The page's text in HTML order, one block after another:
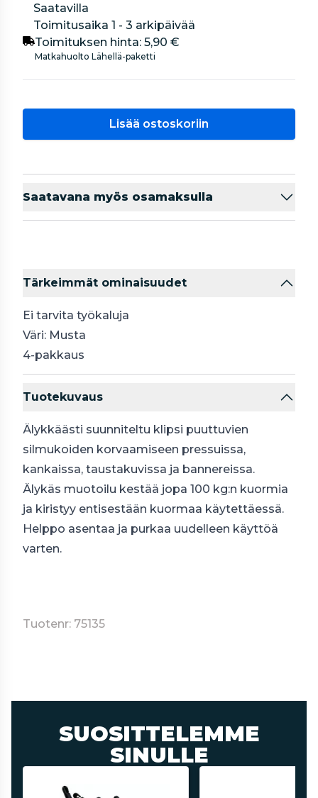
Saatavilla
Toimitusaika 1 - 3 arkipäivää
Toimituksen hinta: 5,90 €
Matkahuolto Lähellä-paketti
Lisää ostoskoriin
Saatavana myös osamaksulla
Tärkeimmät ominaisuudet
Ei tarvita työkaluja
Väri: Musta
4-pakkaus
Tuotekuvaus
Älykkäästi suunniteltu klipsi puuttuvien
silmukoiden korvaamiseen pressuissa,
kankaissa, taustakuvissa ja bannereissa.
Älykäs muotoilu kestää jopa 100 kg:n kuormia
ja kiristyy entisestään kuormaa käytettäessä.
Helppo asentaa ja purkaa uudelleen käyttöä
varten.
Tuotenr: 75135
SUOSITTELEMME
SINULLE